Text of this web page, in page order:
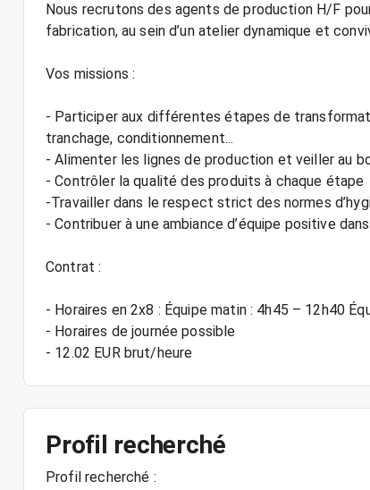
Nous recrutons des agents de production H/F
fabrication, au sein d’un atelier dynamique et
Vos missions :
- Participer aux différentes étapes de
tranchage, conditionnement...
- Alimenter les lignes de production et veiller au
- Contrôler la qualité des produits à chaque étape
-Travailler dans le respect strict des normes
- Contribuer à une ambiance d’équipe positive
Contrat :
- Horaires en 2x8 : Équipe matin : 4h45 – 12h40
- Horaires de journée possible
Profil recherché
Profil recherché :